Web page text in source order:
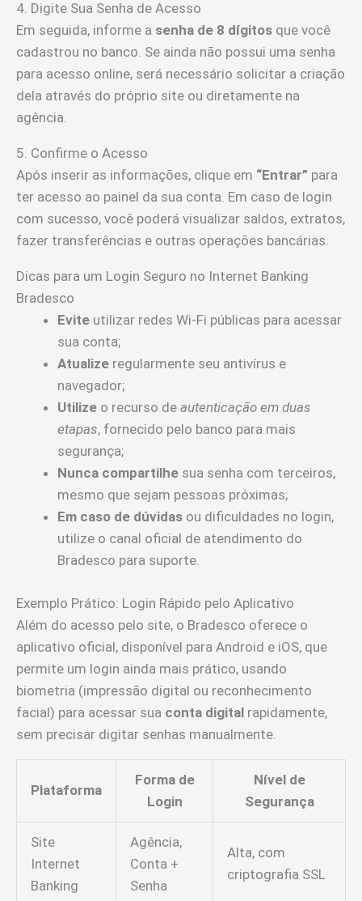
4. Digite Sua Senha de Acesso
Em seguida, informe a senha de 8 dígitos que você
cadastrou no banco. Se ainda não possui uma senha
para acesso online, será necessário solicitar a criação
dela através do próprio site ou diretamente na
agência.
5. Confirme o Acesso
Após inserir as informações, clique em “Entrar” para
ter acesso ao painel da sua conta. Em caso de login
com sucesso, você poderá visualizar saldos, extratos,
fazer transferências e outras operações bancárias.
Dicas para um Login Seguro no Internet Banking
Bradesco
Evite utilizar redes Wi-Fi públicas para acessar
sua conta;
Atualize regularmente seu antivírus e
navegador;
Utilize o recurso de autenticação em duas
etapas, fornecido pelo banco para mais
segurança;
Nunca compartilhe sua senha com terceiros,
mesmo que sejam pessoas próximas;
Em caso de dúvidas ou dificuldades no login,
utilize o canal oficial de atendimento do
Bradesco para suporte.
Exemplo Prático: Login Rápido pelo Aplicativo
Além do acesso pelo site, o Bradesco oferece o
aplicativo oficial, disponível para Android e iOS, que
permite um login ainda mais prático, usando
biometria (impressão digital ou reconhecimento
facial) para acessar sua conta digital rapidamente,
sem precisar digitar senhas manualmente.
Plataforma
Forma de
Login
Nível de
Segurança
Site
Internet
Banking
Agência,
Conta +
Senha
Alta, com
criptografia SSL